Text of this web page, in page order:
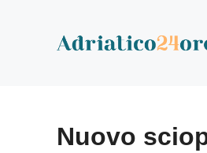
Nuovo